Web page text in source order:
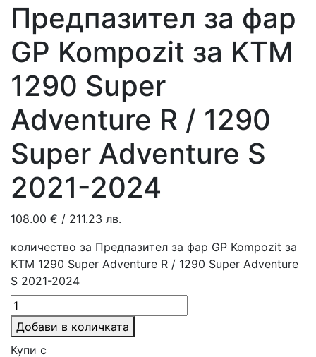
Предпазител за фар
GP Kompozit за KTM
1290 Super
Adventure R / 1290
Super Adventure S
2021-2024
108.00 € / 211.23 лв.
количество за Предпазител за фар GP Kompozit за
KTM 1290 Super Adventure R / 1290 Super Adventure
S 2021-2024
Добави в количката
Купи с